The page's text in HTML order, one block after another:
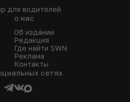
для водителей
о нас
Об издании
Редакция
Где найти SWN
Реклама
Контакты
сетях